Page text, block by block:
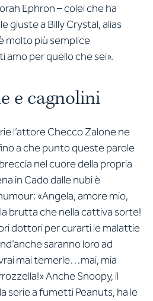
Ephron – colei che ha
giuste a Billy Crystal, alias
molto più semplice
amo per quello che sei».
e cagnolini
l’attore Checco Zalone ne
a che punto queste parole
nel cuore della propria
in Cado dalle nubiè
«Angela, amore mio,
brutta che nella cattiva sorte!
dottori per curarti le malattie
saranno loro ad
mai temerle…mai, mia
Anche Snoopy, il
serie a fumettiPeanuts, ha le